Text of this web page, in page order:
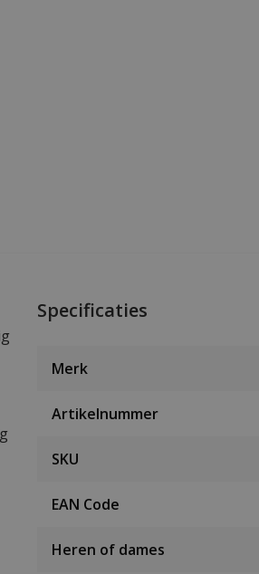
Specificaties
Merk
Artikelnummer
SKU
EAN Code
Heren of dames